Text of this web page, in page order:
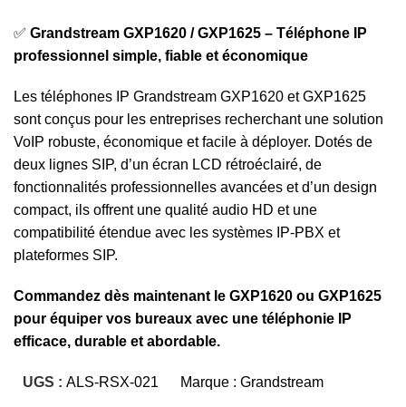
✅ Grandstream GXP1620 / GXP1625 – Téléphone IP
professionnel simple, fiable et économique
Les téléphones IP Grandstream GXP1620 et GXP1625
sont conçus pour les entreprises recherchant une solution
VoIP robuste, économique et facile à déployer. Dotés de
deux lignes SIP, d’un écran LCD rétroéclairé, de
fonctionnalités professionnelles avancées et d’un design
compact, ils offrent une qualité audio HD et une
compatibilité étendue avec les systèmes IP-PBX et
plateformes SIP.
Commandez dès maintenant le GXP1620 ou GXP1625
pour équiper vos bureaux avec une téléphonie IP
efficace, durable et abordable.
UGS : ALS-RSX-021 Marque : Grandstream